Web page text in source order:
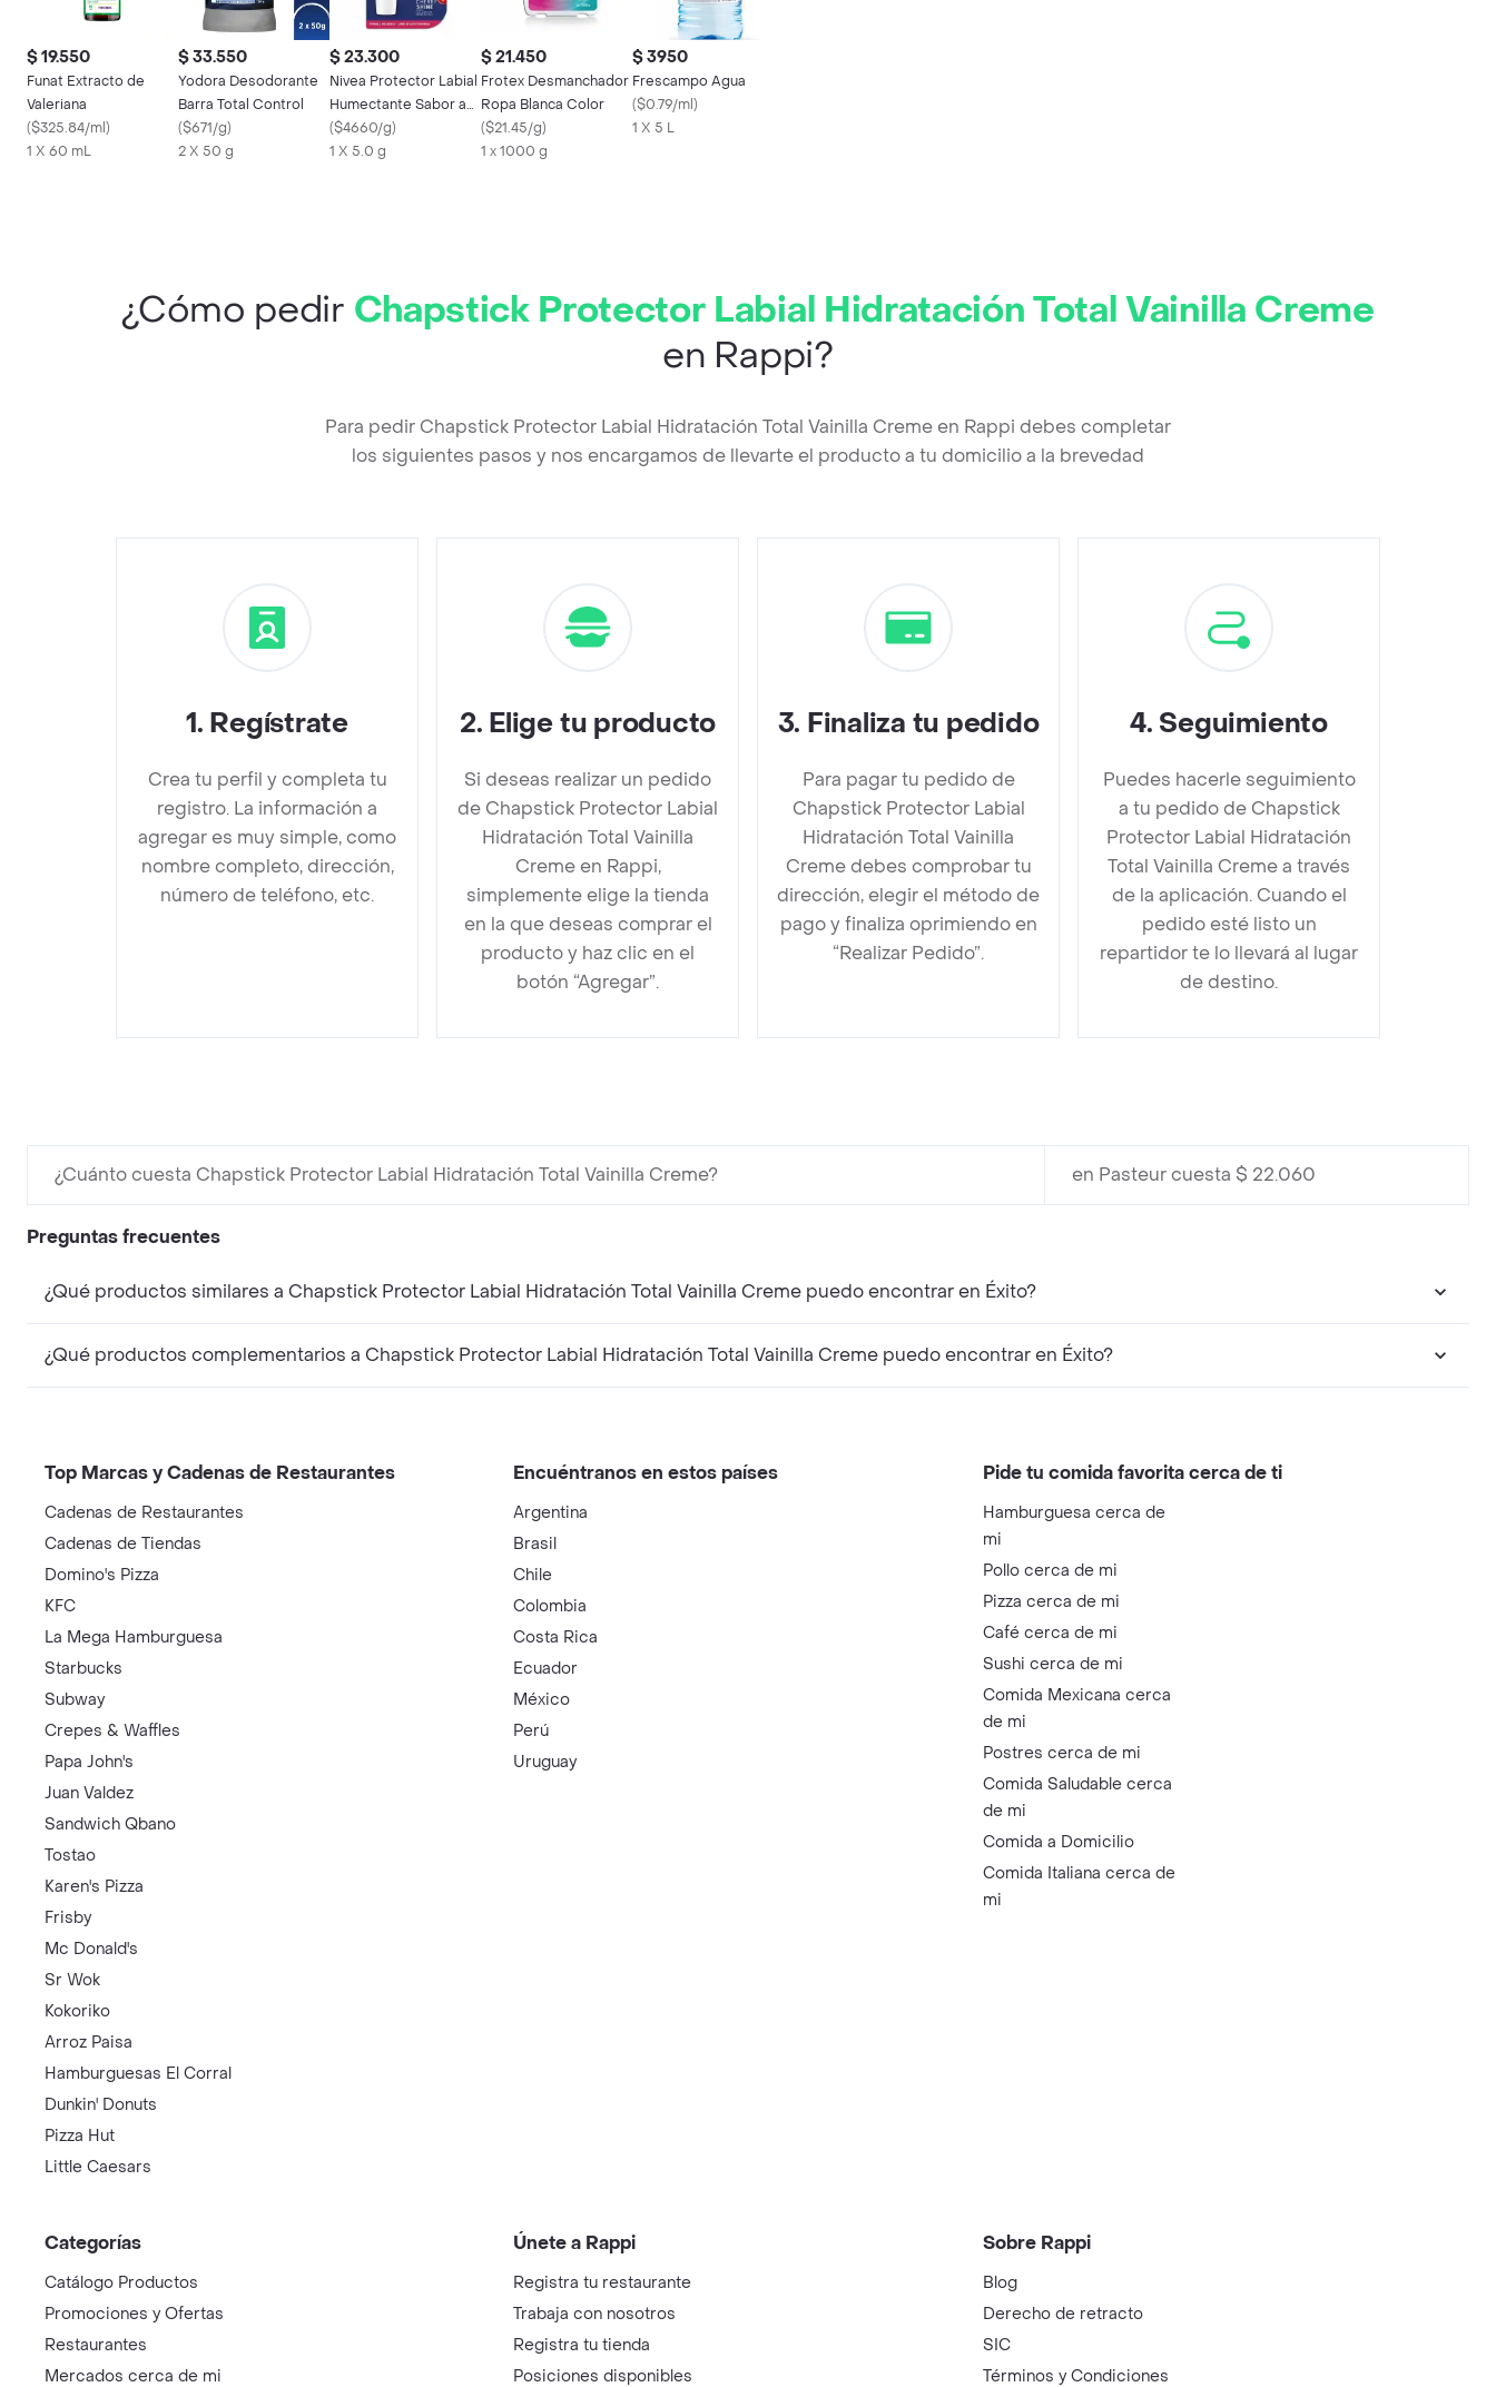
$ 19.550
Funat Extracto de
Valeriana
($325.84/ml)
1 X 60 mL
$ 33.550
Yodora Desodorante
Barra Total Control
($671/g)
2 X 50 g
$ 23.300
Nivea Protector Labial
Humectante Sabor a
Cereza
($4660/g)
1 X 5.0 g
$ 21.450
Frotex Desmanchador
Ropa Blanca Color
($21.45/g)
1 x 1000 g
$ 3950
Frescampo Agua
($0.79/ml)
1 X 5 L
¿Cómo pedir Chapstick Protector Labial Hidratación Total Vainilla Creme
en Rappi?
Para pedir Chapstick Protector Labial Hidratación Total Vainilla Creme en Rappi debes completar
los siguientes pasos y nos encargamos de llevarte el producto a tu domicilio a la brevedad
1. Regístrate
Crea tu perfil y completa tu
registro. La información a
agregar es muy simple, como
nombre completo, dirección,
número de teléfono, etc.
2. Elige tu producto
Si deseas realizar un pedido
de Chapstick Protector Labial
Hidratación Total Vainilla
Creme en Rappi,
simplemente elige la tienda
en la que deseas comprar el
producto y haz clic en el
botón “Agregar”.
3. Finaliza tu pedido
Para pagar tu pedido de
Chapstick Protector Labial
Hidratación Total Vainilla
Creme debes comprobar tu
dirección, elegir el método de
pago y finaliza oprimiendo en
“Realizar Pedido”.
4. Seguimiento
Puedes hacerle seguimiento
a tu pedido de Chapstick
Protector Labial Hidratación
Total Vainilla Creme a través
de la aplicación. Cuando el
pedido esté listo un
repartidor te lo llevará al lugar
de destino.
¿Cuánto cuesta Chapstick Protector Labial Hidratación Total Vainilla Creme? en Pasteur cuesta $ 22.060
Preguntas frecuentes
¿Qué productos similares a Chapstick Protector Labial Hidratación Total Vainilla Creme puedo encontrar en Éxito?
¿Qué productos complementarios a Chapstick Protector Labial Hidratación Total Vainilla Creme puedo encontrar en Éxito?
Top Marcas y Cadenas de Restaurantes
Cadenas de Restaurantes
Cadenas de Tiendas
Domino's Pizza
KFC
La Mega Hamburguesa
Starbucks
Subway
Crepes & Waffles
Papa John's
Juan Valdez
Sandwich Qbano
Tostao
Karen's Pizza
Frisby
Mc Donald's
Sr Wok
Kokoriko
Arroz Paisa
Hamburguesas El Corral
Dunkin' Donuts
Pizza Hut
Little Caesars
Encuéntranos en estos países
Argentina
Brasil
Chile
Colombia
Costa Rica
Ecuador
México
Perú
Uruguay
Pide tu comida favorita cerca de ti
Hamburguesa cerca de
mi
Pollo cerca de mi
Pizza cerca de mi
Café cerca de mi
Sushi cerca de mi
Comida Mexicana cerca
de mi
Postres cerca de mi
Comida Saludable cerca
de mi
Comida a Domicilio
Comida Italiana cerca de
mi
Categorías
Catálogo Productos
Promociones y Ofertas
Restaurantes
Mercados cerca de mi
Únete a Rappi
Registra tu restaurante
Trabaja con nosotros
Registra tu tienda
Posiciones disponibles
Sobre Rappi
Blog
Derecho de retracto
SIC
Términos y Condiciones